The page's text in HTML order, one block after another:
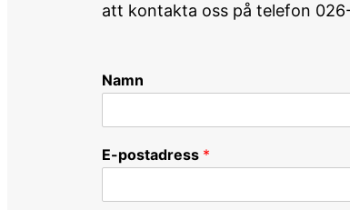
att kontakta oss på telefon
Namn
E-postadress *